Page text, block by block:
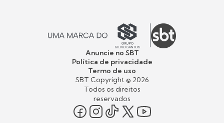
Anuncie no SBT
Política de privacidade
Termo de uso
SBT Copyright © 2026
Todos os direitos
reservados